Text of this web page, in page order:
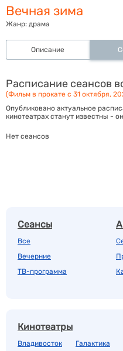
Вечная зима
Жанр: драма
Описание
Расписание сеансов
(Фильм в прокате с 31 октября,
Опубликовано актуальное
кинотеатрах станут известны -
Нет сеансов
Сеансы
Все
Вечерние
ТВ-программа
Кинотеатры
Владивосток Галактика